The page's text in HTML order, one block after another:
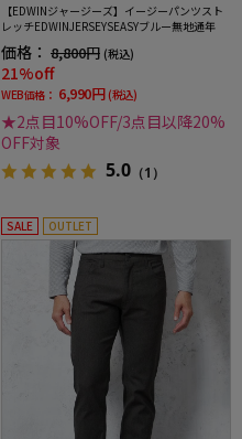
【EDWINジャージーズ】イージーパンツスト
レッチEDWINJERSEYSEASYブルー無地通年
価格： 8,800円 (税込)
21%off
WEB価格： 6,990円 (税込)
★2点目10%OFF/3点目以降20%
OFF対象
5.0 （1）
SALE OUTLET